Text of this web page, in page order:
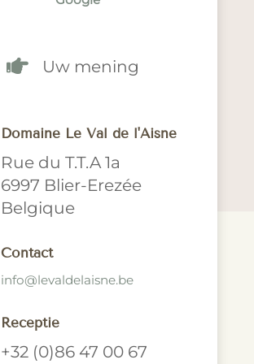
 Uw mening
Domaine Le Val de l'Aisne
Rue du T.T.A 1a
6997 Blier-Erezée
Belgique
Contact
info@levaldelaisne.be
Receptie
+32 (0)86 47 00 67